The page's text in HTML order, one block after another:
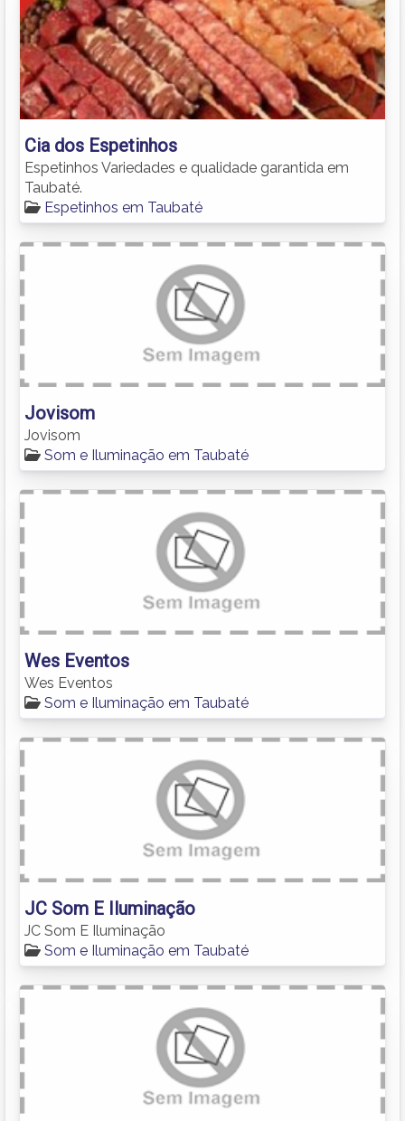
Cia dos Espetinhos
Espetinhos Variedades e qualidade garantida em
Taubaté.
Espetinhos em Taubaté
Jovisom
Jovisom
Som e Iluminação em Taubaté
Wes Eventos
Wes Eventos
Som e Iluminação em Taubaté
JC Som E Iluminação
JC Som E Iluminação
Som e Iluminação em Taubaté